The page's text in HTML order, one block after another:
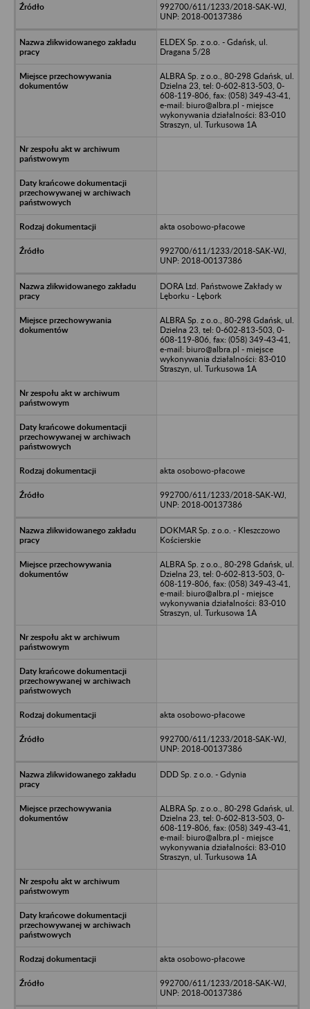
992700/611/1233/2018-SAK-WJ,
UNP: 2018-00137386
ELDEX Sp. z o.o. - Gdańsk, ul.
Dragana 5/28
ALBRA Sp. z o.o., 80-298 Gdańsk, ul.
Dzielna 23, tel: 0-602-813-503, 0-
608-119-806, fax: (058) 349-43-41,
e-mail: biuro@albra.pl - miejsce
wykonywania działalności: 83-010
Straszyn, ul. Turkusowa 1A
akta osobowo-płacowe
992700/611/1233/2018-SAK-WJ,
UNP: 2018-00137386
DORA Ltd. Państwowe Zakłady w
Lęborku - Lębork
ALBRA Sp. z o.o., 80-298 Gdańsk, ul.
Dzielna 23, tel: 0-602-813-503, 0-
608-119-806, fax: (058) 349-43-41,
e-mail: biuro@albra.pl - miejsce
wykonywania działalności: 83-010
Straszyn, ul. Turkusowa 1A
akta osobowo-płacowe
992700/611/1233/2018-SAK-WJ,
UNP: 2018-00137386
DOKMAR Sp. z o.o. - Kleszczowo
Kościerskie
ALBRA Sp. z o.o., 80-298 Gdańsk, ul.
Dzielna 23, tel: 0-602-813-503, 0-
608-119-806, fax: (058) 349-43-41,
e-mail: biuro@albra.pl - miejsce
wykonywania działalności: 83-010
Straszyn, ul. Turkusowa 1A
akta osobowo-płacowe
992700/611/1233/2018-SAK-WJ,
UNP: 2018-00137386
DDD Sp. z o.o. - Gdynia
ALBRA Sp. z o.o., 80-298 Gdańsk, ul.
Dzielna 23, tel: 0-602-813-503, 0-
608-119-806, fax: (058) 349-43-41,
e-mail: biuro@albra.pl - miejsce
wykonywania działalności: 83-010
Straszyn, ul. Turkusowa 1A
akta osobowo-płacowe
992700/611/1233/2018-SAK-WJ,
UNP: 2018-00137386